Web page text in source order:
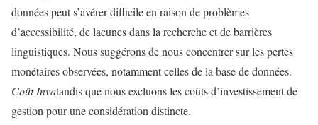
données peut s’avérer difficile en raison de problèmes
d’accessibilité, de lacunes dans la recherche et de barrières
linguistiques. Nous suggérons de nous concentrer sur les pertes
monétaires observées, notamment celles de la base de données.
Coût Invatandis que nous excluons les coûts d’investissement de
gestion pour une considération distincte.